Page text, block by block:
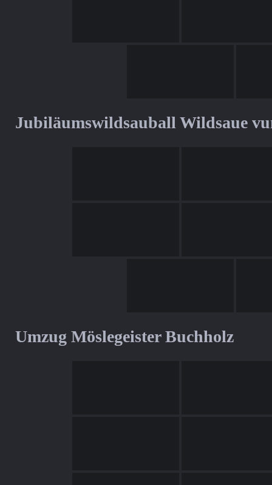
Jubiläumswildsauball Wildsaue
Umzug Möslegeister Buchholz